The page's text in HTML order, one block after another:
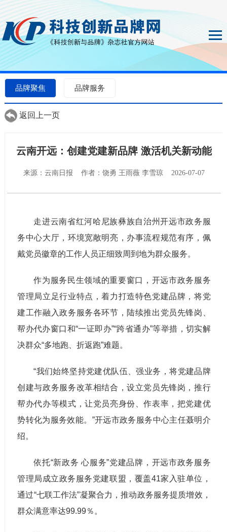
品牌聚焦 品牌服务
返回上一页
云南开远：创建党建新品牌 激活机关新动能
来源：云南日报 作者：饶勇 王雨薇 李雪琼 2026-07-07
走进云南省红河哈尼族彝族自治州开远市政务服
务中心大厅，环境宽敞明亮，办事流程规范有序，佩
戴党员徽章的工作人员正细致周到地为群众服务。
作为服务民生领域的重要窗口，开远市政务服务
管理局立足行业特点，着力打造特色党建品牌，将党
建工作融入政务服务各环节，陆续推出党员先锋岗、
帮办代办窗口和“一证即办”“跨省通办”等举措，切实解
决群众“多地跑、折返跑”难题。
“我们始终坚持党建优队伍、强业务，将党建品牌
创建与政务服务改革相结合，设立党员先锋岗，推行
帮办代办等模式，让党员亮身份、作表率，把党建优
势转化为服务效能。”开远市政务服务中心主任聂明介
绍。
依托“新政务 心服务”党建品牌，开远市政务服务
管理局成立政务服务党建联盟，覆盖41家入驻单位，
通过“七联工作法”凝聚合力，推动政务服务提质增效，
群众满意率达99.99％。